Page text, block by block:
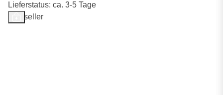
Lieferstatus: ca. 3-5 Tage
Bestseller